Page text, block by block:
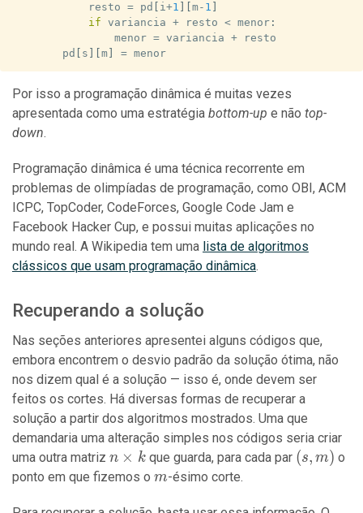
            resto
= pd i+1 m- 1
if variancia + resto < menor:
                menor
= variancia + resto
        pd
s m] = menor
Por isso a programação dinâmica é muitas vezes
apresentada como uma estratégia bottom-up e não top-
down.
Programação dinâmica é uma técnica recorrente em
problemas de olimpíadas de programação, como OBI, ACM
ICPC, TopCoder, CodeForces, Google Code Jam e
Facebook Hacker Cup, e possui muitas aplicações no
mundo real. A Wikipedia tem uma lista de algoritmos
clássicos que usam programação dinâmica.
Recuperando a solução
Nas seções anteriores apresentei alguns códigos que,
embora encontrem o desvio padrão da solução ótima, não
nos dizem qual é a solução — isso é, onde devem ser
feitos os cortes. Há diversas formas de recuperar a
solução a partir dos algoritmos mostrados. Uma que
demandaria uma alteração simples nos códigos seria criar
uma outra matriz n
\times
n × k que guarda, para cada par (s,
(s, m) o
ponto em que fizemos o m
m-ésimo corte.